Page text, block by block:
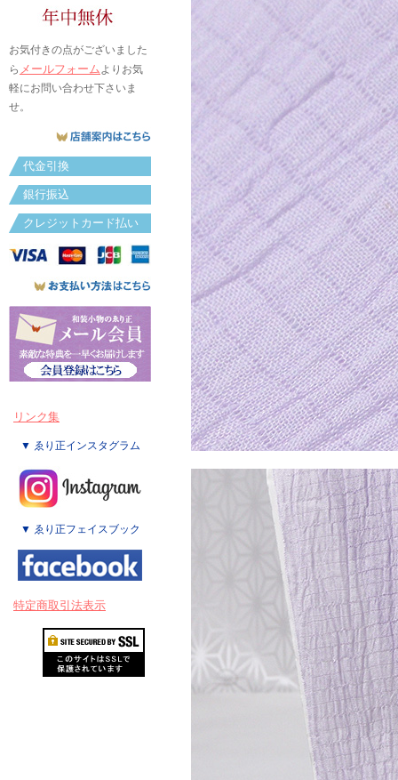
お気付きの点がございました
ら メールフォームよりお気
軽にお問い合わせ下さいま
せ。
代金引換
銀行振込
クレジットカード払い
リンク集
▼ ゑり正インスタグラム
▼ ゑり正フェイスブック
特定商取引法表示